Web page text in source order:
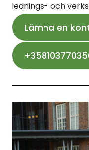
lednings- och
Lämna en